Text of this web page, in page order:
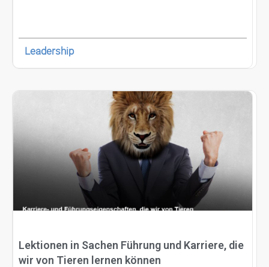
Leadership
Lektionen in Sachen Führung und Karriere, die
wir von Tieren lernen können